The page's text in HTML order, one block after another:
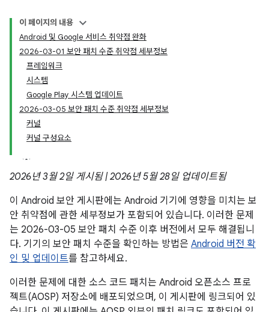
이 페이지의 내용
Android 및 Google 서비스 취약점 완화
2026-03-01 보안 패치 수준 취약점 세부정보
프레임워크
시스템
Google Play 시스템 업데이트
2026-03-05 보안 패치 수준 취약점 세부정보
커널
커널 구성요소
2026년 3월 2일 게시됨 | 2026년 5월 28일 업데이트됨
이 Android 보안 게시판에는 Android 기기에 영향을 미치는 보
안 취약점에 관한 세부정보가 포함되어 있습니다. 이러한 문제
는 2026-03-05 보안 패치 수준 이후 버전에서 모두 해결됩니
다. 기기의 보안 패치 수준을 확인하는 방법은 Android 버전 확
인 및 업데이트를 참고하세요.
이러한 문제에 대한 소스 코드 패치는 Android 오픈소스 프로
젝트(AOSP) 저장소에 배포되었으며, 이 게시판에 링크되어 있